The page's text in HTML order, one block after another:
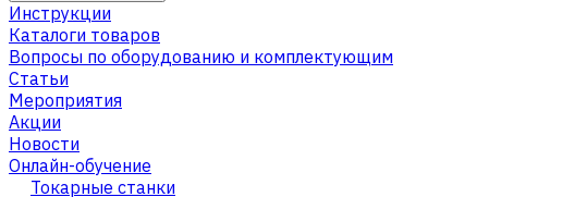
Инструкции
Каталоги товаров
Вопросы по оборудованию и комплектующим
Статьи
Мероприятия
Акции
Новости
Онлайн-обучение
Токарные станки